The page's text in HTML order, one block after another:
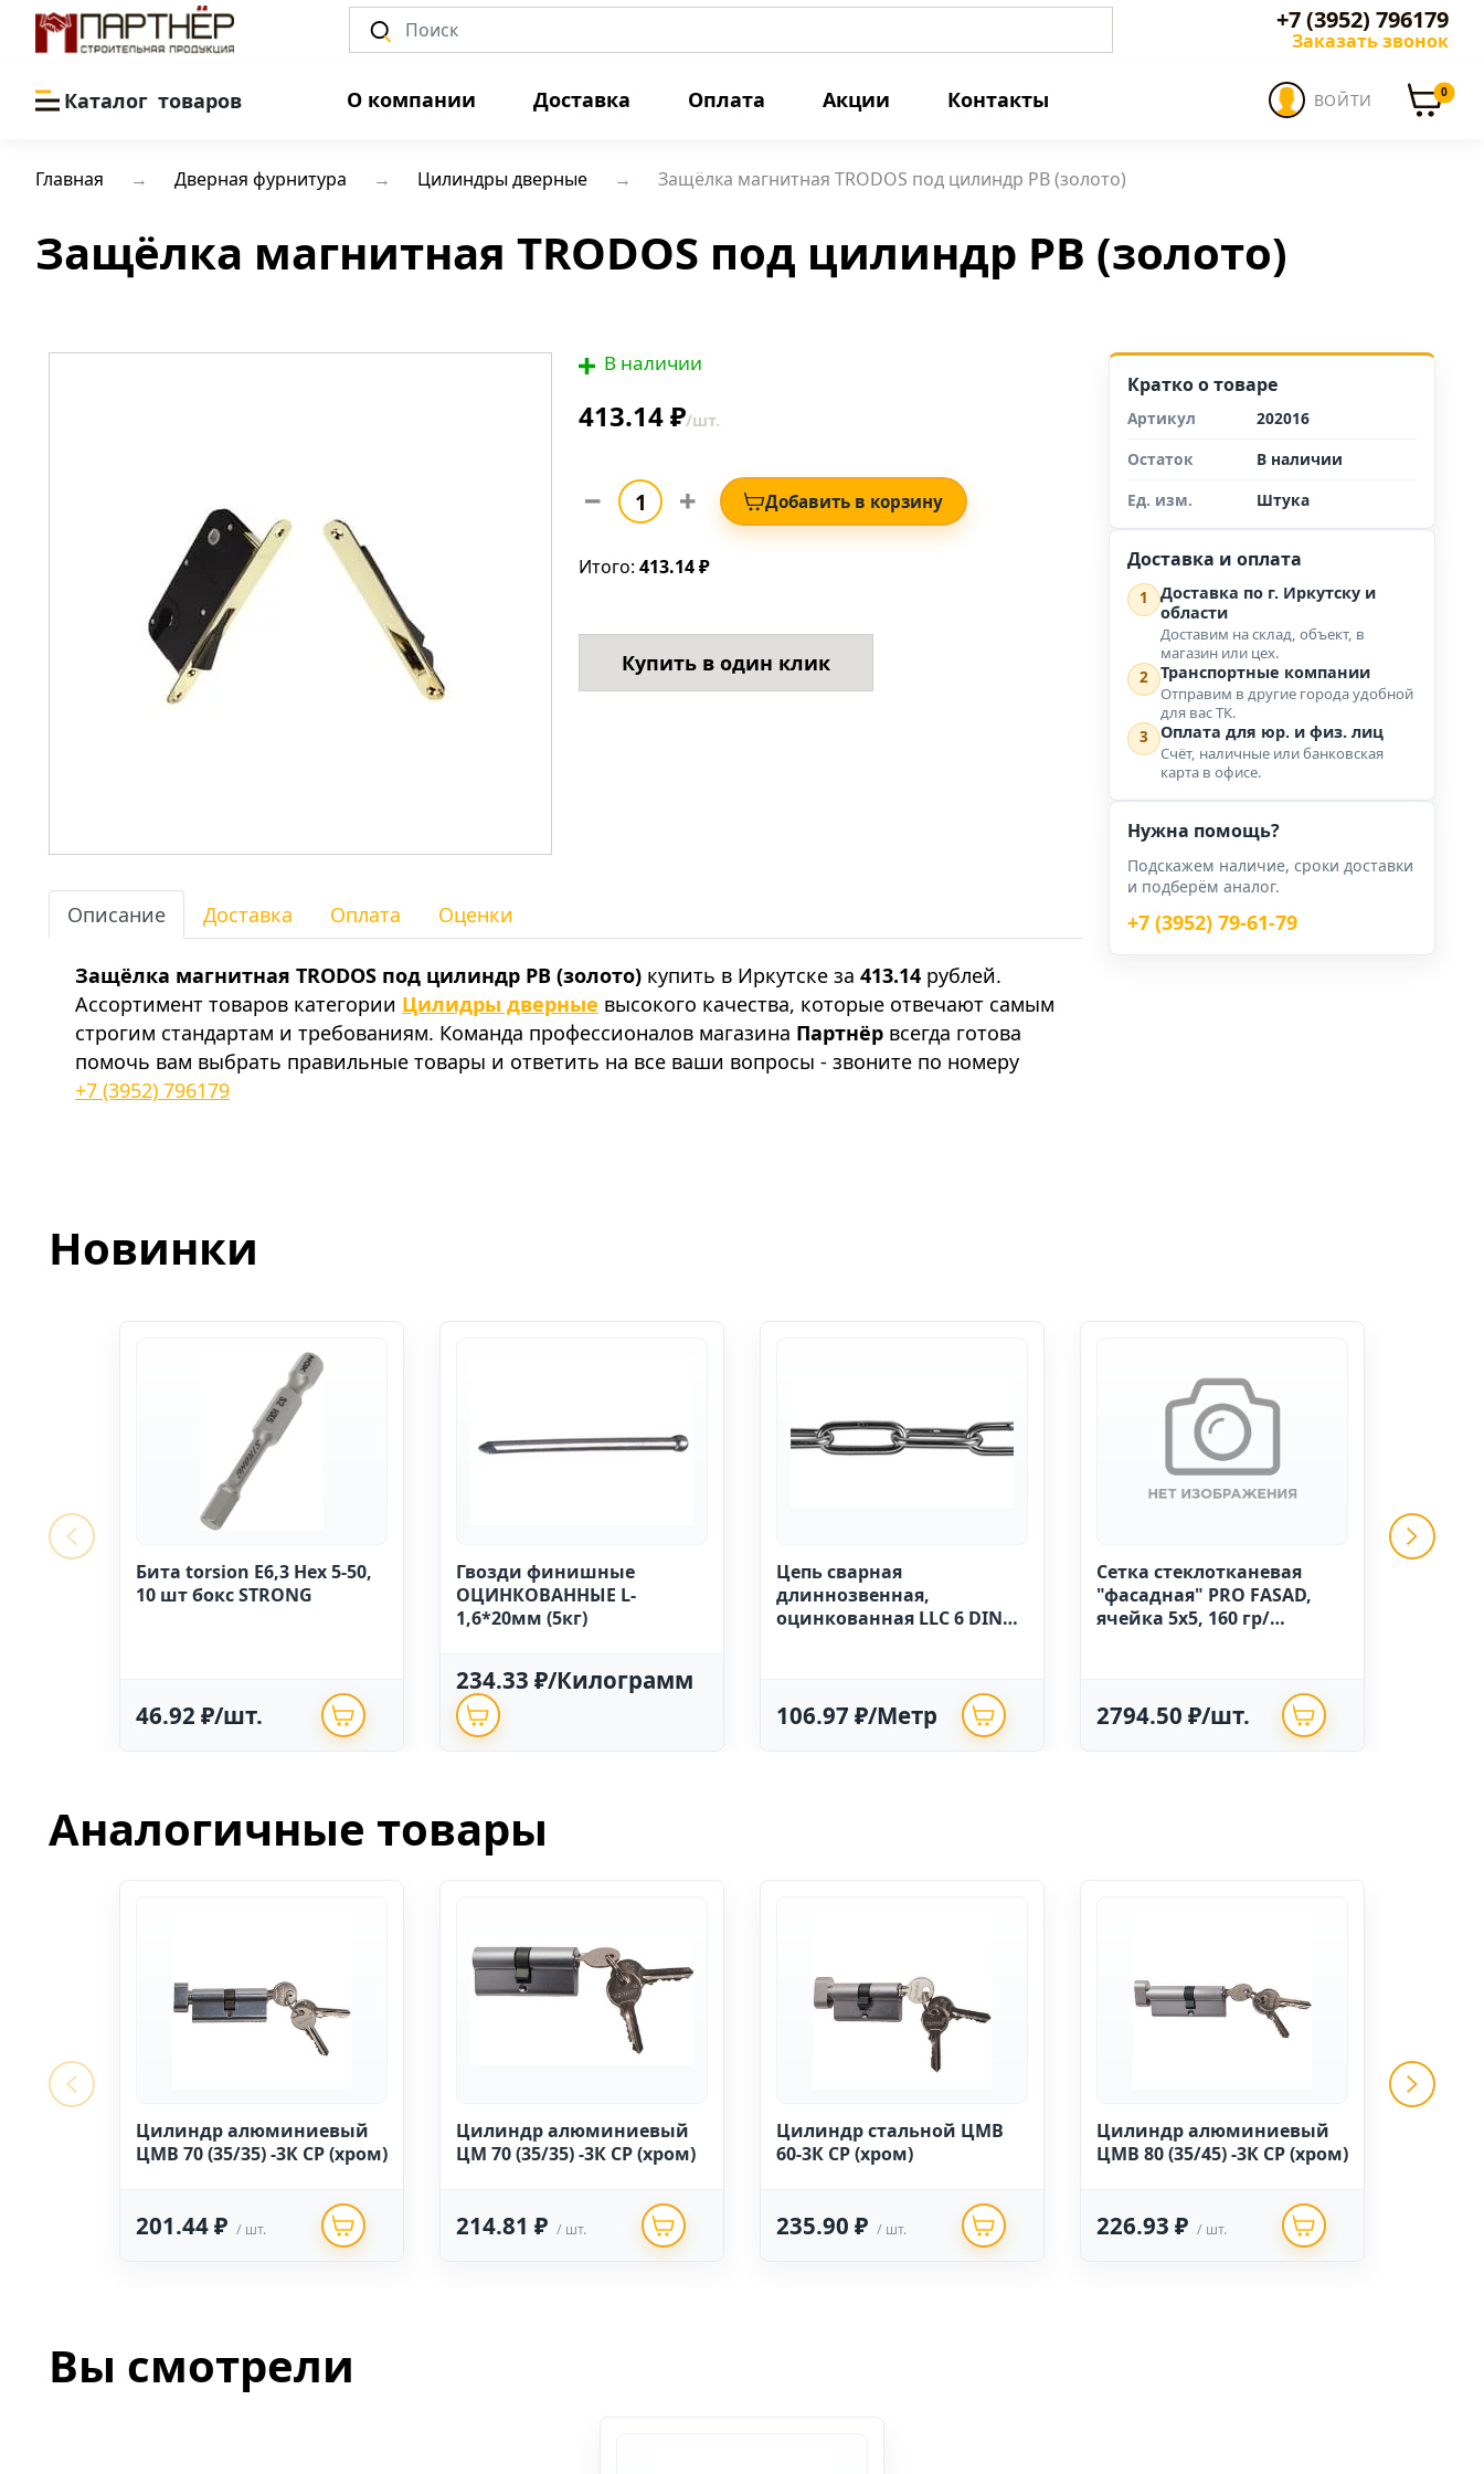
+7 (3952) 796179
Заказать звонок
Каталог товаров О компании Доставка Оплата Акции Контакты ВОЙТИ 0
Главная Дверная фурнитура Цилиндры дверные Защёлка магнитная TRODOS под цилиндр PB (золото)
Защёлка магнитная TRODOS под цилиндр PB (золото)
В наличии
413.14 ₽/шт.
Добавить в корзину
Итого: 413.14 ₽
Купить в один клик
Описание Доставка Оплата Оценки
Защёлка магнитная TRODOS под цилиндр PB (золото) купить в Иркутске за 413.14 рублей.
Ассортимент товаров категории Цилидры дверные высокого качества, которые отвечают самым
строгим стандартам и требованиям. Команда профессионалов магазина Партнёр всегда готова
помочь вам выбрать правильные товары и ответить на все ваши вопросы - звоните по номеру
+7 (3952) 796179
Кратко о товаре
Артикул
202016
Остаток
В наличии
Ед. изм.
Штука
Доставка и оплата
1
Доставка по г. Иркутску и
области
Доставим на склад, объект, в
магазин или цех.
2
Транспортные компании
Отправим в другие города удобной
для вас ТК.
3
Оплата для юр. и физ. лиц
Счёт, наличные или банковская
карта в офисе.
Нужна помощь?
Подскажем наличие, сроки доставки
и подберём аналог.
+7 (3952) 79-61-79
Новинки
Бита torsion E6,3 Hex 5-50,
10 шт бокс STRONG
46.92 ₽/шт.
Гвозди финишные
ОЦИНКОВАННЫЕ L-
1,6*20мм (5кг)
234.33 ₽/Килограмм
Цепь сварная
длиннозвенная,
оцинкованная LLC 6 DIN
106.97 ₽/Метр
Сетка стеклотканевая
"фасадная" PRO FASAD,
ячейка 5х5, 160 гр/
2794.50 ₽/шт.
Аналогичные товары
Цилиндр алюминиевый
ЦМВ 70 (35/35) -3К СР (хром)
201.44 ₽ / шт.
Цилиндр алюминиевый
ЦМ 70 (35/35) -3К CP (хром)
214.81 ₽ / шт.
Цилиндр стальной ЦМВ
60-3К CP (хром)
235.90 ₽ / шт.
Цилиндр алюминиевый
ЦМВ 80 (35/45) -3К CP (хром)
226.93 ₽ / шт.
Вы смотрели